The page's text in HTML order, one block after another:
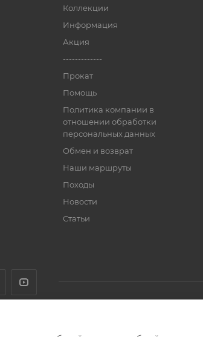
Коллекции
Информация
Акция
-------------
Прокат
Помощь
Политика компании в
отношении обработки
персональных данных
Обмен и возврат
Наши маршруты
Походы
Новости
Статьи